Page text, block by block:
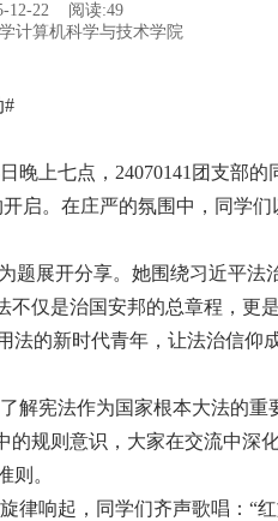
12-22 阅读:49
计算机科学与技术学院
#
上七点，24070141团支部的
启。在庄严的氛围中，同学
展开分享。她围绕习近平法
仅是治国安邦的总章程，更
的新时代青年，让法治信仰
宪法作为国家根本大法的重
规则意识，大家在交流中深
则。
响起，同学们齐声歌唱：“